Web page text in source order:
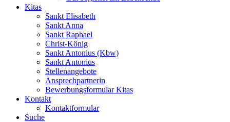
Kitas
Sankt Elisabeth
Sankt Anna
Sankt Raphael
Christ-König
Sankt Antonius (Kbw)
Sankt Antonius
Stellenangebote
Ansprechpartnerin
Bewerbungsformular Kitas
Kontakt
Kontaktformular
Suche